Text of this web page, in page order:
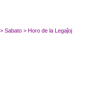
Sabato > Horo de la Legaĵoj